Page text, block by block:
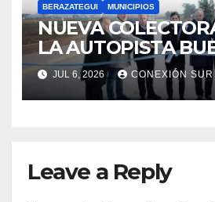
BERAZATEGUI MUNICIPIOS
NUEVA
LA AUTOPISTA
AIRES-LA PLATA
JUL 6, 2026 CONEXIÓN
Leave a Reply